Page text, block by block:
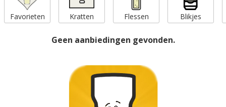
Favorieten Kratten Flessen Blikjes
Geen aanbiedingen gevonden.